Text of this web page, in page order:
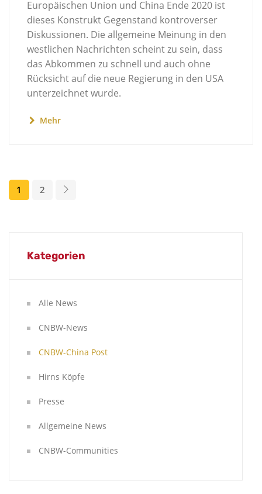
Europäischen Union und China Ende 2020 ist
dieses Konstrukt Gegenstand kontroverser
Diskussionen. Die allgemeine Meinung in den
westlichen Nachrichten scheint zu sein, dass
das Abkommen zu schnell und auch ohne
Rücksicht auf die neue Regierung in den USA
unterzeichnet wurde.
Mehr
1 2
Kategorien
Alle News
CNBW-News
CNBW-China Post
Hirns Köpfe
Presse
Allgemeine News
CNBW-Communities